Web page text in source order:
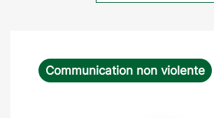
Communication non violente